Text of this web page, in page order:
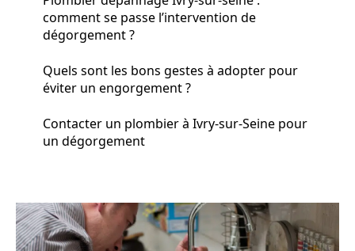
comment se passe l’intervention de
dégorgement ?
Quels sont les bons gestes à adopter pour
éviter un engorgement ?
Contacter un plombier à Ivry-sur-Seine pour
un dégorgement